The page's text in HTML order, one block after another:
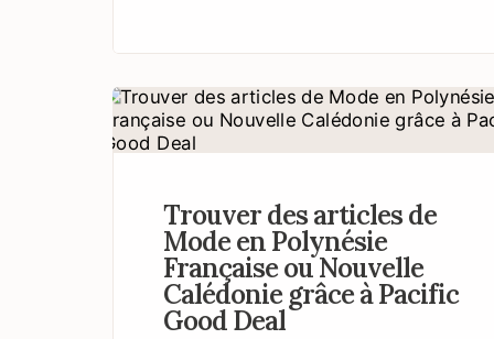
voiture, un emploi, un loisir ou tout autre
comparer les offres, vérifier la fiabilité
annonces sur plusieurs site, ou encore être
vous perdez du temps et de l'énergie
Trouver des articles de
Mode en Polynésie
Française ou Nouvelle
Calédonie grâce à Pacific
Good Deal